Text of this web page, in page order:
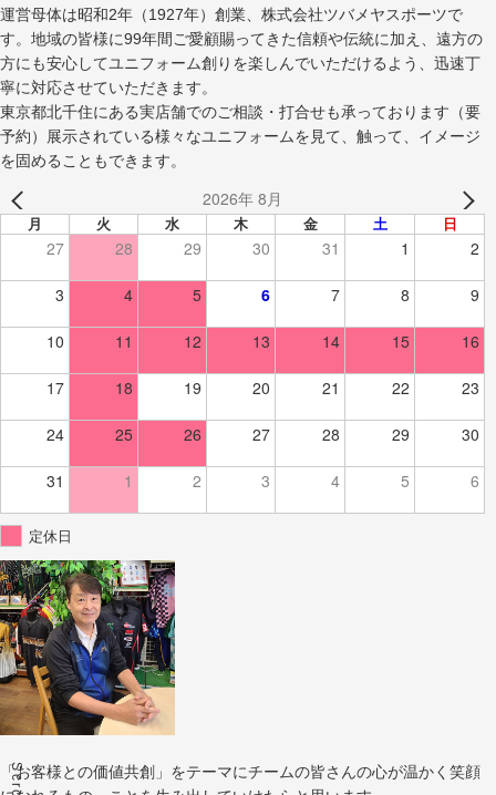
運営母体は昭和2年（1927年）創業、株式会社ツバメヤスポーツで
す。地域の皆様に99年間ご愛顧賜ってきた信頼や伝統に加え、遠方の
方にも安心してユニフォーム創りを楽しんでいただけるよう、迅速丁
寧に対応させていただきます。
東京都北千住にある実店舗でのご相談・打合せも承っております（要
予約）展示されている様々なユニフォームを見て、触って、イメージ
を固めることもできます。
2026年 8月
月 火 水 木 金 土 日
27 28 29 30 31 1 2
3 4 5 6 7 8 9
10 11 12 13 14 15 16
17 18 19 20 21 22 23
24 25 26 27 28 29 30
31 1 2 3 4 5 6
定休日
「お客様との価値共創」をテーマにチームの皆さんの心が温かく笑顔